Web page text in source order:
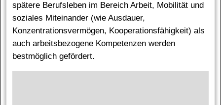
spätere Berufsleben im Bereich Arbeit, Mobilität und
soziales Miteinander (wie Ausdauer,
Konzentrationsvermögen, Kooperationsfähigkeit) als
auch arbeitsbezogene Kompetenzen werden
bestmöglich gefördert.